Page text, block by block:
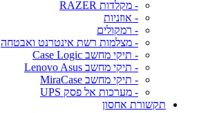
- מקלדות RAZER
- אוזניות
- רמקולים
- מצלמות רשת אינטרנט ואבטחה
- תיקי מחשב Case Logic
- תיקי מחשב Lenovo Asus
- תיקי מחשב MiraCase
- מערכות אל פסק UPS
תקשורת אחסון